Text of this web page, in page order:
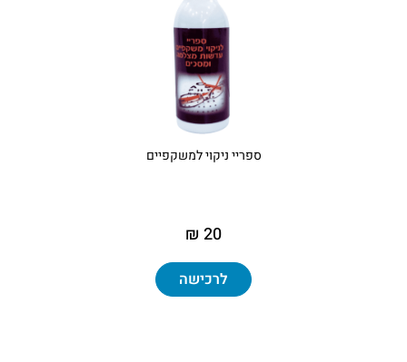
ספריי ניקוי למשקפיים
20 ₪
לרכישה